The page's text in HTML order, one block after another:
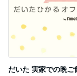
だいた 実家での晩ご